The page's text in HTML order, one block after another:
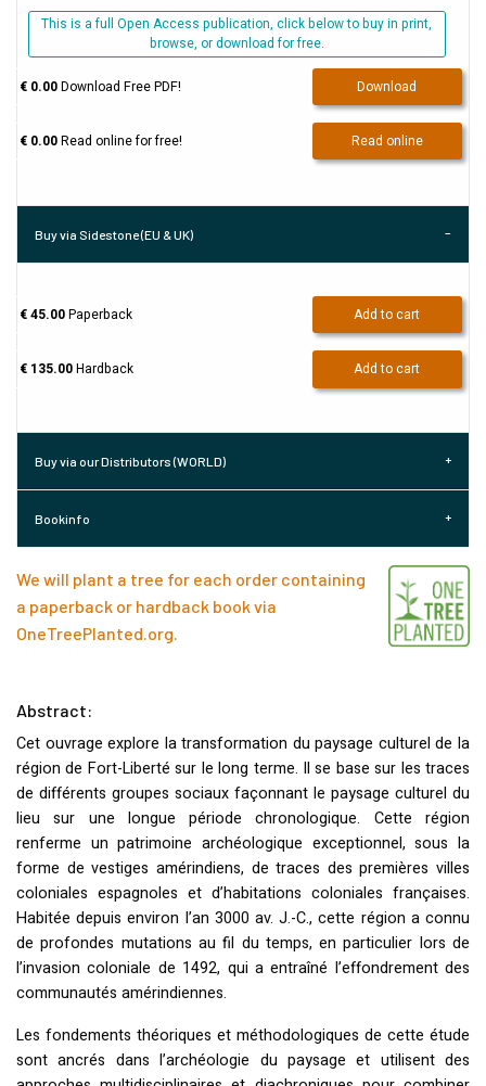
This is a full Open Access publication, click below to buy in print,
browse, or download for free.
€ 0.00Download Free PDF! Download
€ 0.00Read online for free! Read online
Buy via Sidestone (EU & UK)
€ 45.00Paperback Add to cart
€ 135.00Hardback Add to cart
Buy via our Distributors (WORLD)
Bookinfo
We will plant a tree for each order containing
a paperback or hardback book via
OneTreePlanted.org.
Abstract:
Cet ouvrage explore la transformation du paysage culturel de la
région de Fort-Liberté sur le long terme. Il se base sur les traces
de différents groupes sociaux façonnant le paysage culturel du
lieu sur une longue période chronologique. Cette région
renferme un patrimoine archéologique exceptionnel, sous la
forme de vestiges amérindiens, de traces des premières villes
coloniales espagnoles et d’habitations coloniales françaises.
Habitée depuis environ l’an 3000 av. J.-C., cette région a connu
de profondes mutations au fil du temps, en particulier lors de
l’invasion coloniale de 1492, qui a entraîné l’effondrement des
communautés amérindiennes.
Les fondements théoriques et méthodologiques de cette étude
sont ancrés dans l’archéologie du paysage et utilisent des